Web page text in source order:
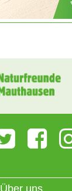
Über uns